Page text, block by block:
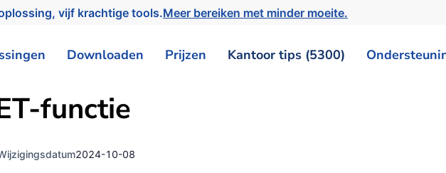
vijf krachtige tools.Meer bereiken met minder moeite.
Downloaden Prijzen Kantoor tips (5300)
functie
2024-10-08